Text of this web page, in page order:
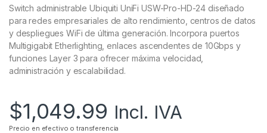
Switch administrable Ubiquiti UniFi USW-Pro-HD-24 diseñado
para redes empresariales de alto rendimiento, centros de datos
y despliegues WiFi de última generación. Incorpora puertos
Multigigabit Etherlighting, enlaces ascendentes de 10Gbps y
funciones Layer 3 para ofrecer máxima velocidad,
administración y escalabilidad.
$1,049.99 Incl. IVA
Precio en efectivo o transferencia